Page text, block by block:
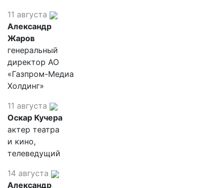
11 августа
Александр
Жаров
генеральный
директор АО
«Газпром-Медиа
Холдинг»
11 августа
Оскар Кучера
актер театра
и кино,
телеведущий
14 августа
Александр